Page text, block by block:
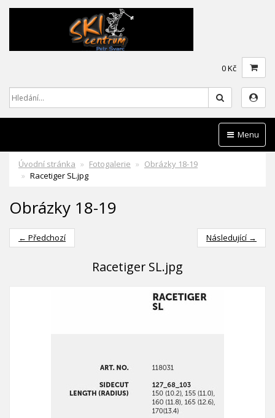
0 Kč
Menu
Úvodní stránka Fotogalerie
Obrázky 18-19
Racetiger SL.jpg
Obrázky 18-19
← Předchozí Následující →
Racetiger SL.jpg